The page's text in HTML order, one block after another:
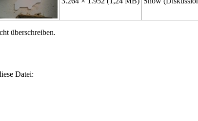
überschreiben.
Datei: